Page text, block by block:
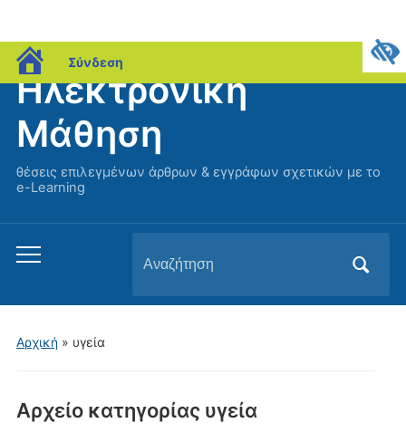
blogs.sch.gr
Σύνδεση
Ηλεκτρονική
Μάθηση
θέσεις επιλεγμένων άρθρων & εγγράφων σχετικών με το
e-Learning
Εναλλαγή
μενού
για
για:
Αρχική» υγεία
Αρχείο κατηγορίας υγεία